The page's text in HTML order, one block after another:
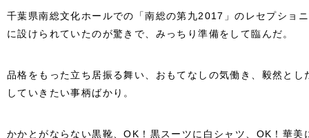
千葉県南総文化ホールでの「南総の第九2017」のレセプショ
に設けられていたのが驚きで、みっちり準備をして臨んだ。
品格をもった立ち居振る舞い、おもてなしの気働き、毅然と
していきたい事柄ばかり。
かかとがならない黒靴、OK！黒スーツに白シャツ、OK！華